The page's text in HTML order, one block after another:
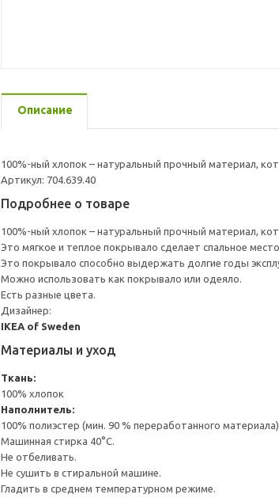
Описание
100%-ный хлопок – натуральный прочный материал,
Артикул: 704.639.40
Подробнее о товаре
100%-ный хлопок – натуральный прочный материал,
Это мягкое и теплое покрывало сделает спальное
Это покрывало способно выдержать долгие годы
Можно использовать как покрывало или одеяло.
Есть разные цвета.
Дизайнер:
IKEA of Sweden
Материалы и уход
Ткань:
100% хлопок
Наполнитель:
100% полиэстер (мин. 90 % переработанного материала)
Машинная стирка 40°С.
Не отбеливать.
Не сушить в стиральной машине.
Гладить в среднем температурном режиме.